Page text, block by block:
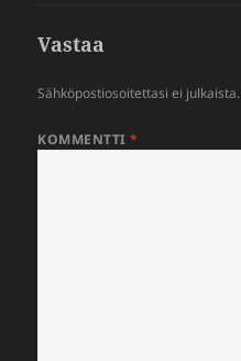
Vastaa
Sähköpostiosoitettasi ei julkaista.
KOMMENTTI*